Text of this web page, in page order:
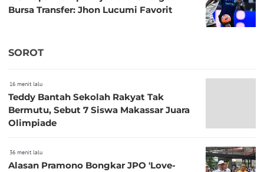
Bursa Transfer: Jhon Lucumi Favorit
SOROT
16 menit lalu
Teddy Bantah Sekolah Rakyat Tak
Bermutu, Sebut 7 Siswa Makassar Juara
Olimpiade
36 menit lalu
Alasan Pramono Bongkar JPO 'Love-